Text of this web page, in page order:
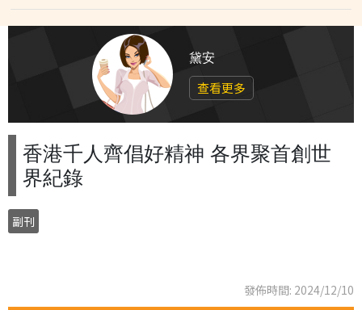
黛安
查看更多
香港千人齊倡好精神 各界聚首創世
界紀錄
副刊
發佈時間: 2024/12/10